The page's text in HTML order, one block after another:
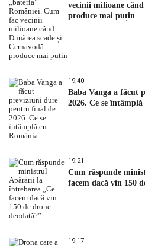
vecinii milioane când
produce mai puțin
19:40
Baba Vanga a făcut
2026. Ce se
19:21
Cum răspunde
facem dacă vin 150
19:17